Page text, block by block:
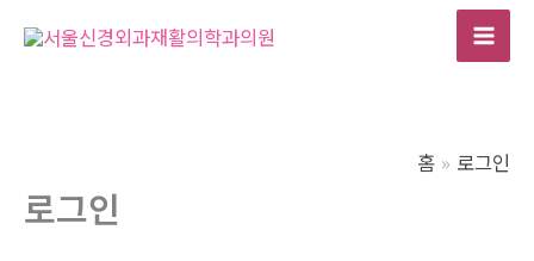
Main
홈 로그인
로그인